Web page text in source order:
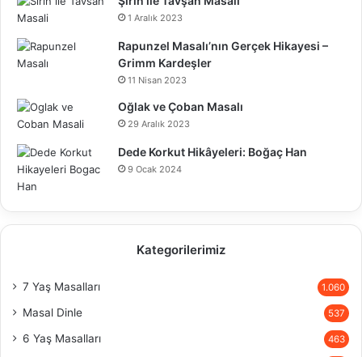
1 Aralık 2023
Rapunzel Masalı’nın Gerçek Hikayesi –
Grimm Kardeşler
11 Nisan 2023
Oğlak ve Çoban Masalı
29 Aralık 2023
Dede Korkut Hikâyeleri: Boğaç Han
9 Ocak 2024
Kategorilerimiz
7 Yaş Masalları 1.060
Masal Dinle 537
6 Yaş Masalları 463